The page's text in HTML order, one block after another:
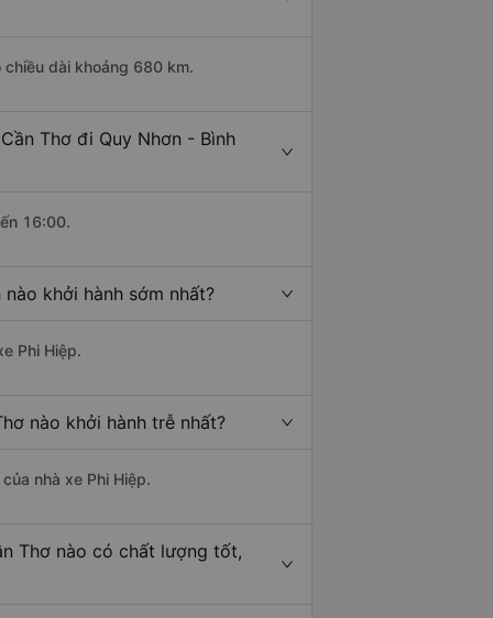
dài khoảng 680 km.
Thơ đi Quy Nhơn - Bình
16:00.
khởi hành sớm nhất?
Phi Hiệp.
nào khởi hành trễ nhất?
nhà xe Phi Hiệp.
Thơ nào có chất lượng tốt,